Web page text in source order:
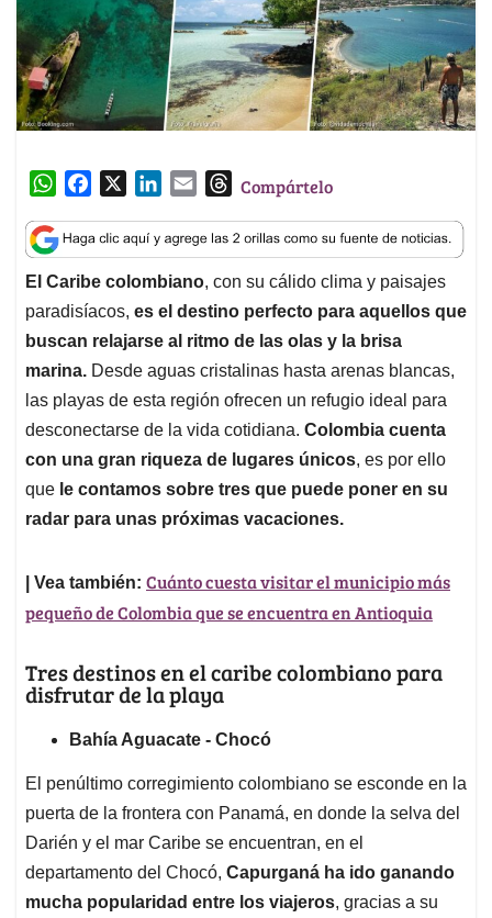
W
a
t
s
A
p
p
c
e
b
o
o
k
n
k
e
d
I
n
a
i
l
T
r
e
a
d
s
Compártelo
El Caribe colombiano, con su cálido clima y paisajes
paradisíacos, es el destino perfecto para aquellos que
buscan relajarse al ritmo de las olas y la brisa
marina. Desde aguas cristalinas hasta arenas blancas,
las playas de esta región ofrecen un refugio ideal para
desconectarse de la vida cotidiana. Colombia cuenta
con una gran riqueza de lugares únicos, es por ello
que le contamos sobre tres que puede poner en su
radar para unas próximas vacaciones.
| Vea también: Cuánto cuesta visitar el municipio más
pequeño de Colombia que se encuentra en Antioquia
Tres destinos en el caribe colombiano para
disfrutar de la playa
Bahía Aguacate - Chocó
El penúltimo corregimiento colombiano se esconde en la
puerta de la frontera con Panamá, en donde la selva del
Darién y el mar Caribe se encuentran, en el
departamento del Chocó, Capurganá ha ido ganando
mucha popularidad entre los viajeros, gracias a su